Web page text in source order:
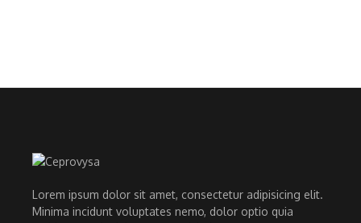
Lorem ipsum dolor sit amet, consectetur adipisicing elit.
Minima incidunt voluptates nemo, dolor optio quia